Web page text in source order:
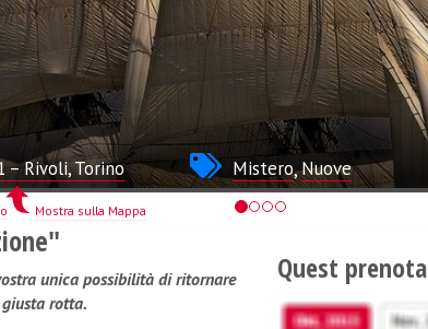
Mostra sulla Mappa
– Rivoli, Torino Mistero,Nuove
unica possibilità di ritornare
rotta.
Quest prenota